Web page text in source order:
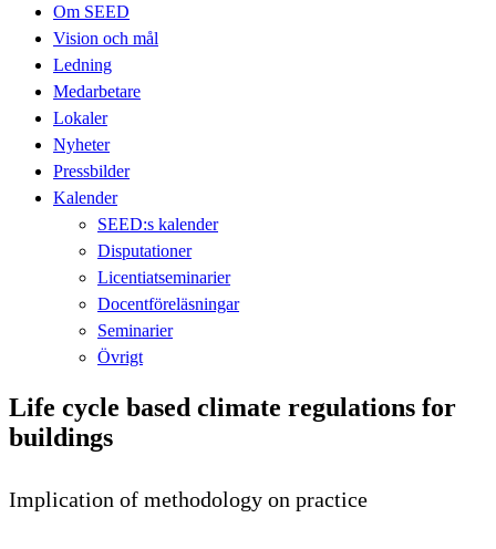
Om SEED
Vision och mål
Ledning
Medarbetare
Lokaler
Nyheter
Pressbilder
Kalender
SEED:s kalender
Disputationer
Licentiatseminarier
Docentföreläsningar
Seminarier
Övrigt
Life cycle based climate regulations for
buildings
Implication of methodology on practice